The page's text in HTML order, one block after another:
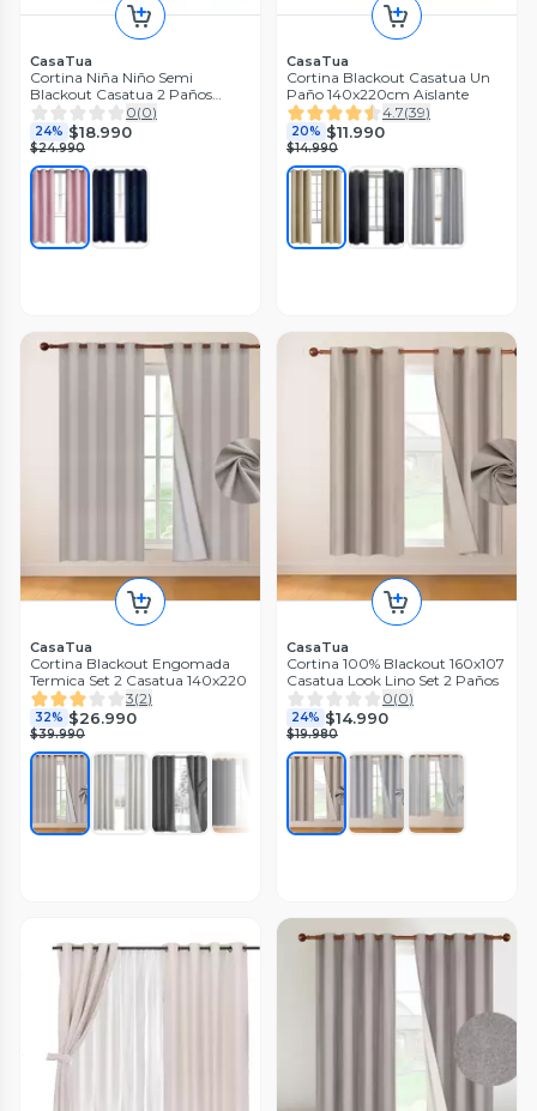
CasaTua
Cortina Niña Niño Semi
Blackout Casatua 2 Paños
140x220cm.
0(0)
24% $18.990
$24.990
CasaTua
Cortina Blackout Casatua Un
Paño 140x220cm Aislante
4.7(39)
20% $11.990
$14.990
CasaTua
Cortina Blackout Engomada
Termica Set 2 Casatua 140x220
3(2)
32% $26.990
$39.990
CasaTua
Cortina 100% Blackout 160x107
Casatua Look Lino Set 2 Paños
0(0)
24% $14.990
$19.980